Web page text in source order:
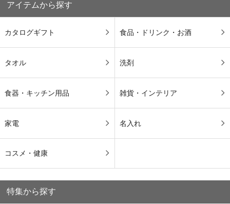
アイテムから探す
カタログギフト 食品・ドリンク・お酒
タオル 洗剤
食器・キッチン用品 雑貨・インテリア
家電 名入れ
コスメ・健康
特集から探す